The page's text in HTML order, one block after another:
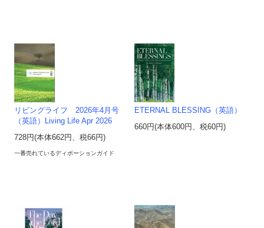
リビングライフ 2026年4月号
（英語）Living Life Apr 2026
728円(本体662円、税66円)
一番売れているディボーションガイド
ETERNAL BLESSING（英語）
660円(本体600円、税60円)